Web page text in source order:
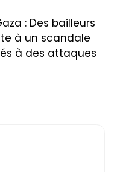
: Des bailleurs
à un scandale
à des attaques